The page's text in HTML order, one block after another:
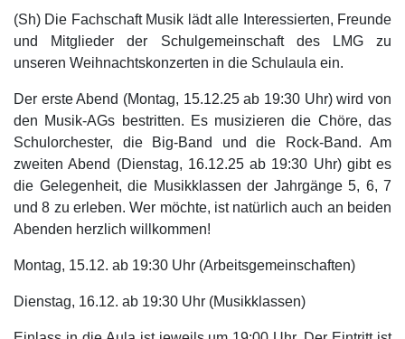
(Sh) Die Fachschaft Musik lädt alle Interessierten, Freunde
und Mitglieder der Schulgemeinschaft des LMG zu
unseren Weihnachtskonzerten in die Schulaula ein.
Der erste Abend (Montag, 15.12.25 ab 19:30 Uhr) wird von
den Musik-AGs bestritten. Es musizieren die Chöre, das
Schulorchester, die Big-Band und die Rock-Band. Am
zweiten Abend (Dienstag, 16.12.25 ab 19:30 Uhr) gibt es
die Gelegenheit, die Musikklassen der Jahrgänge 5, 6, 7
und 8 zu erleben. Wer möchte, ist natürlich auch an beiden
Abenden herzlich willkommen!
Montag, 15.12. ab 19:30 Uhr (Arbeitsgemeinschaften)
Dienstag, 16.12. ab 19:30 Uhr (Musikklassen)